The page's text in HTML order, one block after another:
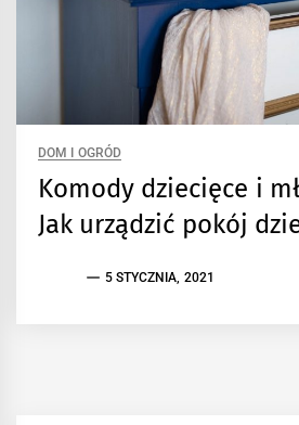
DOM I OGRÓD
Komody dziecięce i
Jak urządzić pokój
5 STYCZNIA, 2021